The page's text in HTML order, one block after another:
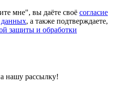
мне", вы даёте своё согласие
данных, а также подтверждаете,
защиты и обработки
нашу рассылку!